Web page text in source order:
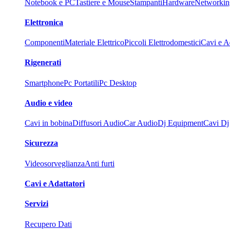
Notebook e PCTastiere e MouseStampantiHardware
Elettronica
ComponentiMateriale ElettricoPiccoli ElettrodomesticiCavi e
Rigenerati
SmartphonePc PortatiliPc Desktop
Audio e video
Cavi in bobinaDiffusori AudioCar AudioDj EquipmentCavi Dj
Sicurezza
VideosorveglianzaAnti furti
Cavi e Adattatori
Servizi
Recupero Dati